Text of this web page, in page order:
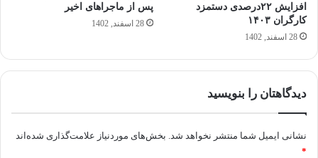
افزایش ۲۲درصدی دستمزد
کارگران ۱۴۰۳
28 اسفند, 1402
پس از ماجراهای اخیر
28 اسفند, 1402
دیدگاهتان را بنویسید
نشانی ایمیل شما منتشر نخواهد شد. بخش‌های موردنیاز علامت‌گذاری شده‌اند
*